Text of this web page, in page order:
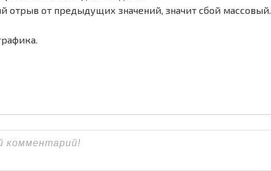
отрыв от предыдущих значений, значит сбой массовый.